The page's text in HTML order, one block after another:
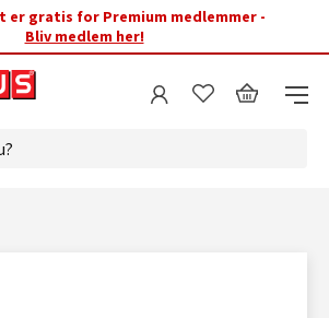
er gratis for Premium medlemmer -
Bliv medlem her!